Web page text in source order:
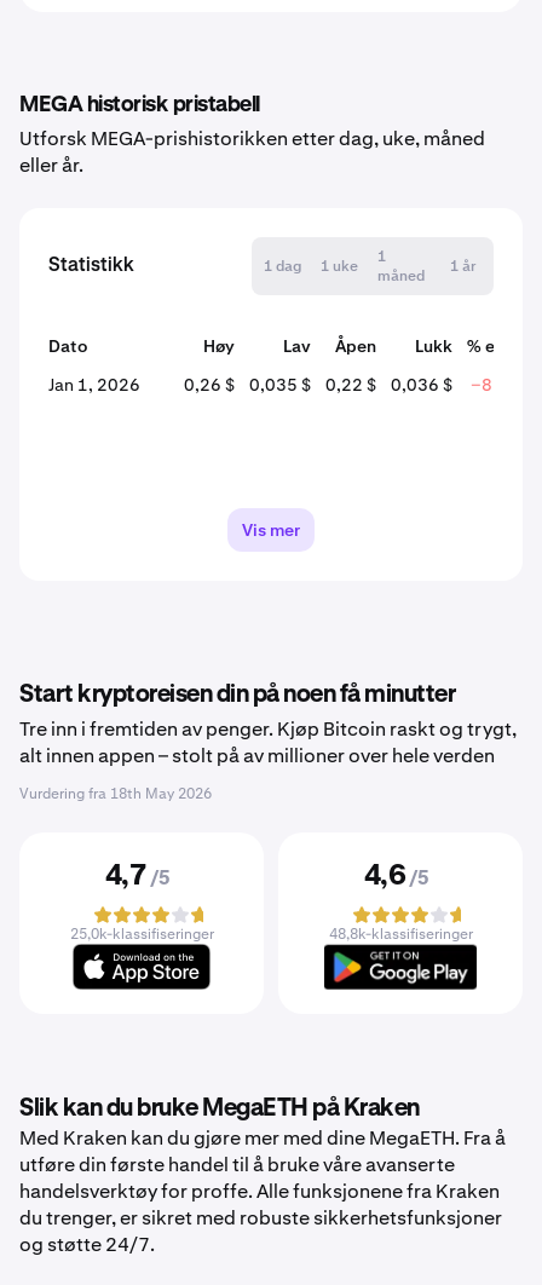
MEGA historisk pristabell
Utforsk MEGA-prishistorikken etter dag, uke, måned
eller år.
Statistikk 1 dag 1 uke
1
måned
1 år
Dato Høy Lav Åpen Lukk
%
Jan 1, 2026
0,26 $ 0,035 $ 0,22 $ 0,036 $ −83,45
Vis mer
Start kryptoreisen din på noen få minutter
Tre inn i fremtiden av penger. Kjøp Bitcoin raskt og trygt,
alt innen appen – stolt på av millioner over hele verden
Vurdering fra 18th May 2026
4,7 /5
25,0k-klassifiseringer
4,6 /5
48,8k-klassifiseringer
Slik kan du bruke MegaETH på Kraken
Med Kraken kan du gjøre mer med dine MegaETH. Fra å
utføre din første handel til å bruke våre avanserte
handelsverktøy for proffe. Alle funksjonene fra Kraken
du trenger, er sikret med robuste sikkerhetsfunksjoner
og støtte 24/7.